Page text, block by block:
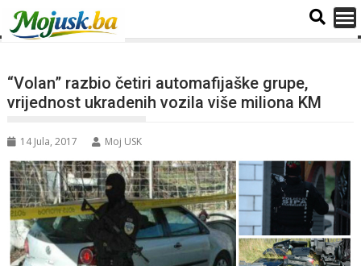
“Volan” razbio četiri automafijaške grupe,
vrijednost ukradenih vozila više miliona KM
14 Jula, 2017 Moj USK